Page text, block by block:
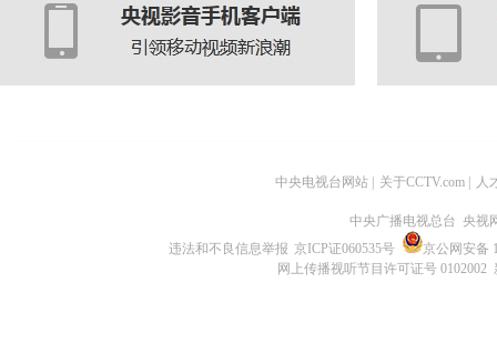
中央电视台网站 关于CCTV.com 人
中央广播电视总台 央视
违法和不良信息举报 京ICP证060535号
京公网安备
网上传播视听节目许可证号 0102002